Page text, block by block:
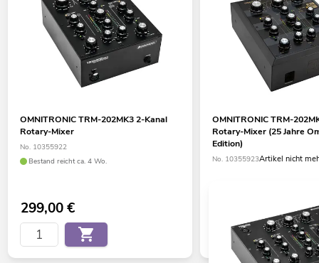
OMNITRONIC TRM-202MK3 2-Kanal
Rotary-Mixer
No. 10355922
Bestand reicht ca. 4 Wo.
299,00€
OMNITRONIC TRM-
Rotary-Mixer (25 Jahre
Edition)
No. 10355923Artikel nicht